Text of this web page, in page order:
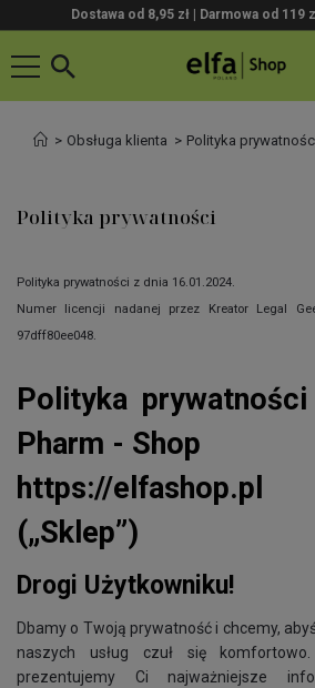
Dostawa od 8,95 zł | Darmowa od 119
Obsługa klienta Polityka
Polityka prywatności
Polityka prywatności z dnia 16.01.2024.
Numer licencji nadanej przez Kreator Legal
97dff80ee048.
Polityka
Pharm - Shop
https://elfashop.pl
(„Sklep”)
Drogi Użytkowniku!
Dbamy o Twoją prywatność i chcemy,
naszych usług czuł się
prezentujemy Ci najważniejsze